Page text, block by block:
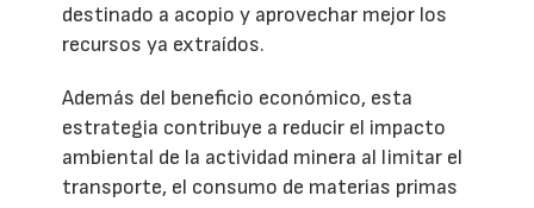
destinado a acopio y aprovechar mejor los
recursos ya extraídos.
Además del beneficio económico, esta
estrategia contribuye a reducir el impacto
ambiental de la actividad minera al limitar el
transporte, el consumo de materias primas